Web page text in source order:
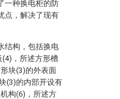
一种换电柜的防
点，解决了现有
结构，包括换电
，所述方形槽
块(3)的外表面
(3)的内部开设有
构(6)，所述方